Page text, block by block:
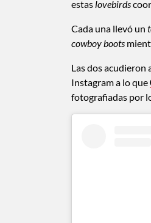
estas lovebirds
Cada una llevó un
cowboy boots
Las dos acudieron
Instagram a lo que
fotografiadas por